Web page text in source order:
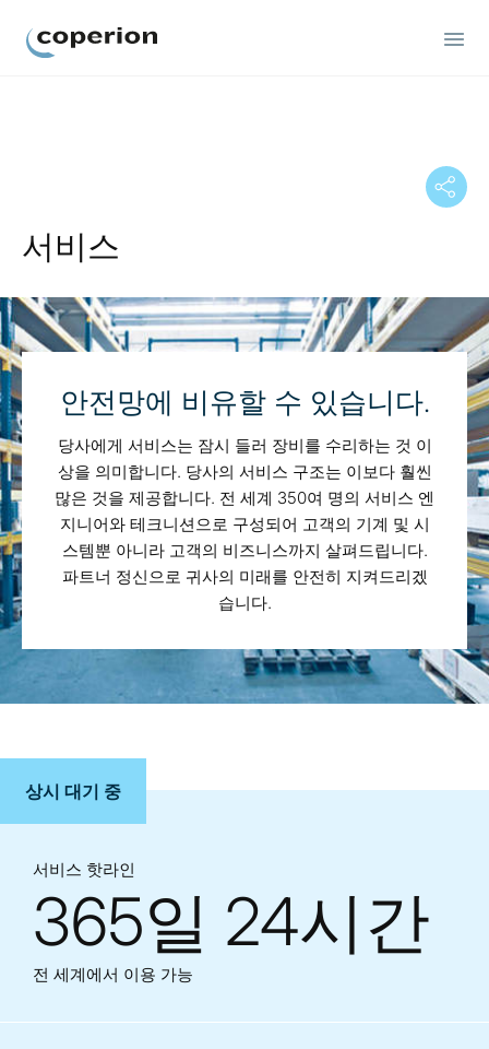
서비스
안전망에 비유할 수 있습니다.
당사에게 서비스는 잠시 들러 장비를 수리하는 것 이
상을 의미합니다. 당사의 서비스 구조는 이보다 훨씬
많은 것을 제공합니다. 전 세계 350여 명의 서비스 엔
지니어와 테크니션으로 구성되어 고객의 기계 및 시
스템뿐 아니라 고객의 비즈니스까지 살펴드립니다.
파트너 정신으로 귀사의 미래를 안전히 지켜드리겠
습니다.
상시 대기 중
서비스 핫라인
365일 24시간
전 세계에서 이용 가능